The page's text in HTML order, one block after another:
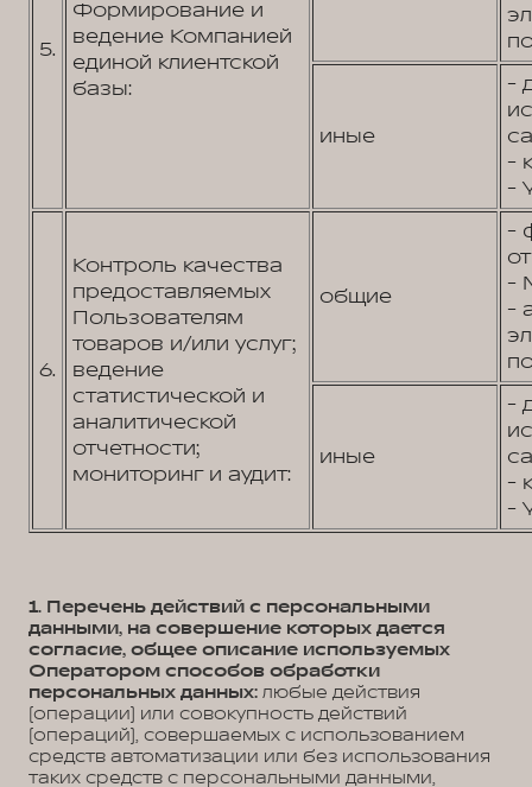
5.
Формирование и
ведение Компанией
единой клиентской
базы:
иные
-
-
-
6.
Контроль качества
предоставляемых
Пользователям
товаров и/или услуг;
ведение
статистической и
аналитической
отчетности;
мониторинг и аудит:
общие
-
-
-
иные
-
-
-
1. Перечень действий с персональными
данными, на совершение которых дается
согласие, общее описание используемых
Оператором способов обработки
персональных данных: любые действия
(операции) или совокупность действий
(операций), совершаемых с использованием
средств автоматизации или без использования
таких средств с персональными данными,